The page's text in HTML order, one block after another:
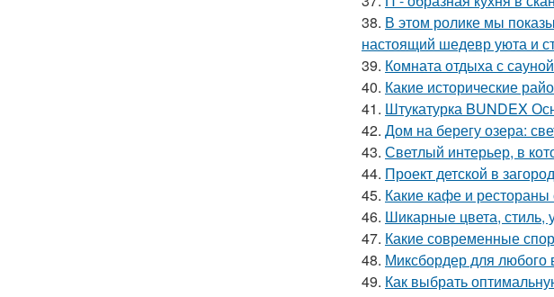
38. В этом ролике мы
настоящий шедевр уюта и
39. Комната отдыха с
40. Какие исторические
41. Штукатурка BUNDEX
42. Дом на берегу озера:
43. Светлый интерьер, в
44. Проект детской в
45. Какие кафе и
46. Шикарные цвета, стиль,
47. Какие современные
48. Миксбордер для любого
49. Как выбрать